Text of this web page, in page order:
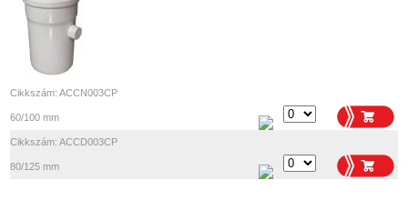
Cikkszám: ACCN003CP
60/100 mm
Cikkszám: ACCD003CP
80/125 mm